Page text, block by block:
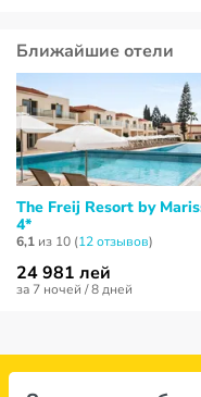
Ближайшие отели
The Freij Resort by
4*
6,1 из 10 (12 отзывов)
24 981 лей
за 7 ночей / 8 дней